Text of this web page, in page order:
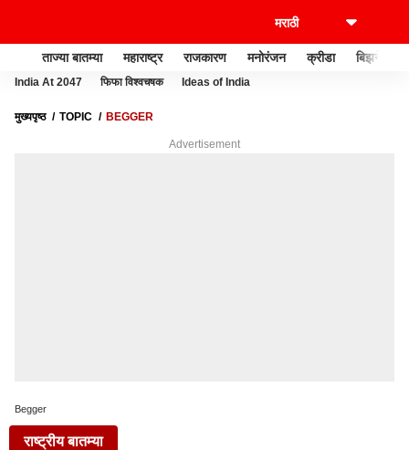
ताज्या बातम्या महाराष्ट्र राजकारण मनोरंजन क्रीडा बिझनेस
India At 2047 फिफा विश्वचषक Ideas of India
मुख्यपृष्ठ TOPIC BEGGER
Advertisement
Begger
राष्ट्रीय बातम्या